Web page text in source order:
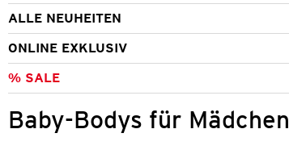
ALLE NEUHEITEN
ONLINE EXKLUSIV
% SALE
Baby-Bodys für Mädchen